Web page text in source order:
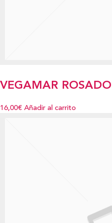
VEGAMAR ROSADO
16,00€ Añadir al carrito